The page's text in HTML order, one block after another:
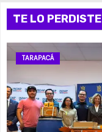
TE LO PERDISTE
TARAPACÁ